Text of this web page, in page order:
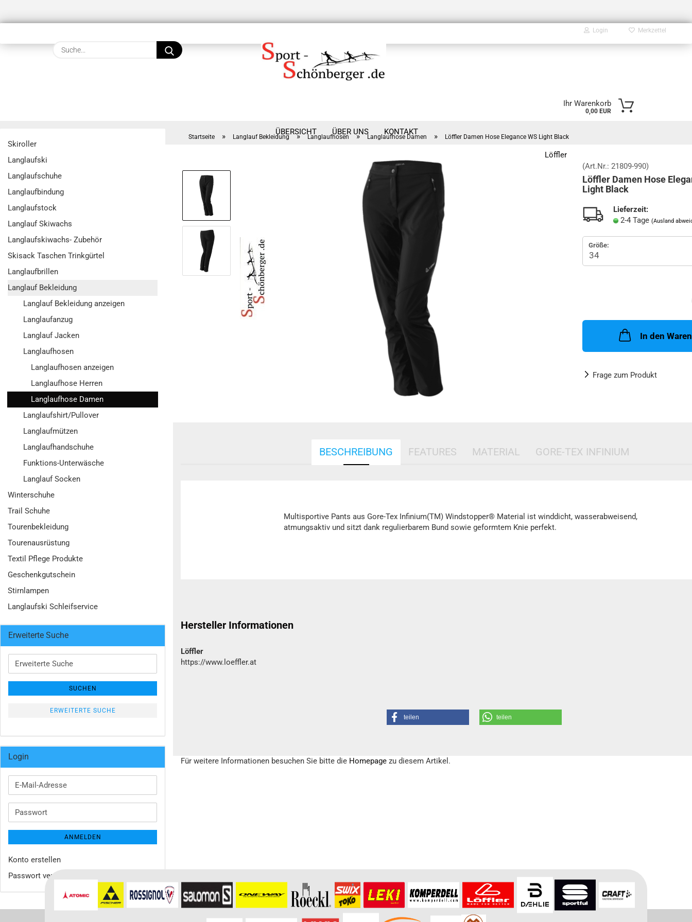
Login Merkzettel
Suche...
Ihr Warenkorb
0,00 EUR
ÜBERSICHT ÜBER UNS KONTAKT
Startseite » Langlauf Bekleidung » Langlaufhosen » Langlaufhose Damen » Löffler Damen Hose Elegance WS Light Black
Löffler
(Art.Nr.: 21809-990)
Löffler Damen Hose
Light Black
Lieferzeit:
2-4 Tage (Ausland
Größe:
In den
Frage zum Produkt
BESCHREIBUNG FEATURES MATERIAL GORE-TEX INFINIUM
Multisportive Pants aus Gore-Tex Infinium(TM) Windstopper® Material ist winddicht, wasserabweisend,
atmungsaktiv und sitzt dank regulierbarem Bund sowie geformtem Knie perfekt.
Hersteller Informationen
Löffler
https://www.loeffler.at
teilen teilen
Für weitere Informationen besuchen Sie bitte die Homepage zu diesem Artikel.
Skiroller
Langlaufski
Langlaufschuhe
Langlaufbindung
Langlaufstock
Langlauf Skiwachs
Langlaufskiwachs- Zubehör
Skisack Taschen Trinkgürtel
Langlaufbrillen
Langlauf Bekleidung
Langlauf Bekleidung anzeigen
Langlaufanzug
Langlauf Jacken
Langlaufhosen
Langlaufhosen anzeigen
Langlaufhose Herren
Langlaufhose Damen
Langlaufshirt/Pullover
Langlaufmützen
Langlaufhandschuhe
Funktions-Unterwäsche
Langlauf Socken
Winterschuhe
Trail Schuhe
Tourenbekleidung
Tourenausrüstung
Textil Pflege Produkte
Geschenkgutschein
Stirnlampen
Langlaufski Schleifservice
Erweiterte Suche
Erweiterte
Suche
SUCHEN
ERWEITERTE SUCHE
Login
E-
Mail-
Passwort
ANMELDEN
Konto erstellen
Passwort vergessen?